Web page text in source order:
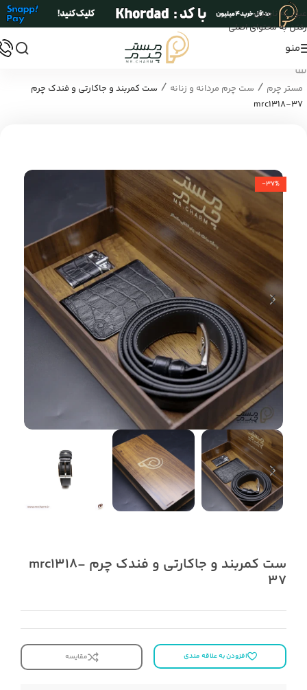
عبور به ناوبری
رفتن به محتوای اصلی
منو
مستر چرم / ست چرم مردانه و زنانه / ست کمربند و جاکارتی و فندک چرم
mrc1318-37
-37%
ست کمربند و جاکارتی و فندک چرم mrc1318-
37
افزودن به علاقه مندی مقایسه